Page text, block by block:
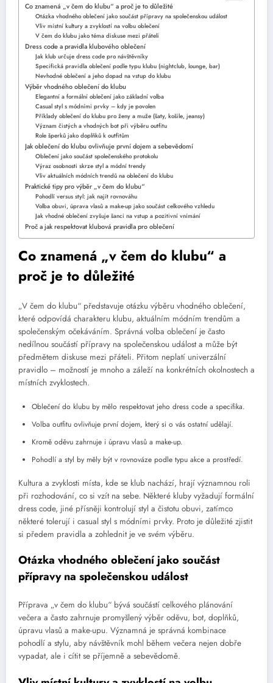
Co znamená „v čem do klubu“ a proč je to důležité
Otázka vhodného oblečení jako součást přípravy na společenskou událost
Vliv místní kultury a zvyklostí na volbu oblečení
V čem do klubu jako téma diskuse mezi přáteli
Dress code a pravidla klubového oblečení
Jak klub určuje dress code pro návštěvníky
Specifická pravidla oblečení podle typu klubu (nightclub, lounge, bar)
Nevhodné oblečení a jeho dopad na vstup do klubu
Výběr vhodného oblečení do klubu
Elegantní a formální oblečení jako základní volba
Casual styl s módními prvky – kdy je povolen
Příklady oblečení do klubu pro ženy a muže (šaty, košile, jeansy)
Význam čistých a vhodných bot při výběru outfitu
Role šperků jako doplňků k outfitům
Jak oblečení do klubu ovlivňuje první dojem a sebevědomí
Oblečení jako součást společenského protokolu
Výraz osobnosti skrze styl a módní trendy
Vliv aktuálních módních trendů na oblečení do klubu
Praktické tipy pro výběr „v čem do klubu“
Pohodlí versus styl: jak najít rovnováhu
Volba obuvi, úprava vlasů a make-up jako součást celkového vzhledu
Jak vhodné oblečení zvyšuje šanci na vstup a pozitivní vnímání
Proč a jak respektovat klubová pravidla pro oblečení
Co znamená „v čem do klubu“ a
proč je to důležité
„V čem do klubu“ představuje otázku výběru vhodného oblečení,
které odpovídá charakteru klubu, aktuálním módním trendům a
společenským očekáváním. Správná volba oblečení je často
nedílnou součástí přípravy na společenskou událost a může být
předmětem diskuse mezi přáteli. Přitom neplatí univerzální
pravidlo – možností je mnoho a záleží na konkrétních okolnostech a
místních zvyklostech.
Oblečení do klubu by mělo respektovat jeho dress code a specifika.
Volba outfitu ovlivňuje první dojem, který si o vás ostatní udělají.
Kromě oděvu zahrnuje i úpravu vlasů a make-up.
Pohodlí a styl by měly být v rovnováze podle typu akce a prostředí.
Kultura a zvyklosti místa, kde se klub nachází, hrají významnou roli
při rozhodování, co si vzít na sebe. Některé kluby vyžadují formální
dress code, jiné přísněji kontrolují styl a čistotu obuvi, zatímco
některé tolerují i casual styl s módními prvky. Proto je důležité zjistit
si předem pravidla a zohlednit je ve svém výběru.
Otázka vhodného oblečení jako součást
přípravy na společenskou událost
Příprava „v čem do klubu“ bývá součástí celkového plánování
večera a často zahrnuje promyšlený výběr oděvu, bot, doplňků,
úpravu vlasů a make-upu. Významná je správná kombinace
pohodlí a stylu, aby návštěvník mohl během večera nejen dobře
vypadat, ale i cítit se příjemně a sebevědomě.